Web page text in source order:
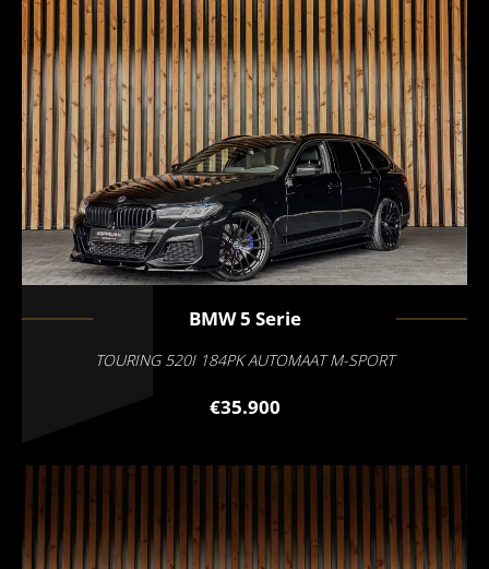
BMW5 Serie
TOURING 520I 184PK AUTOMAAT M-SPORT
€35.900